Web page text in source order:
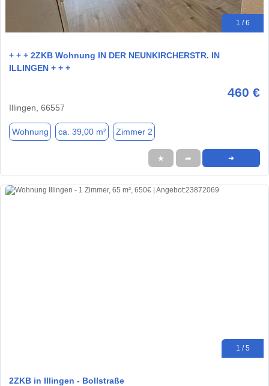
1 / 6
+ + + 2ZKB Wohnung IN DER NEUNKIRCHERSTR. IN
ILLINGEN + + +
460 €
Illingen, 66557
Wohnung ca. 39,00 m² Zimmer 2
★ ➦ ➜
1 / 5
2ZKB in Illingen - Bollstraße